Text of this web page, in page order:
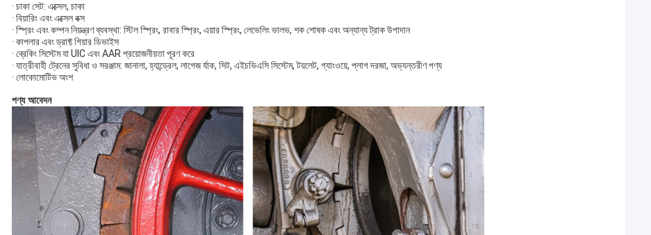
· চাকা সেট: এক্সেল, চাকা
· বিয়ারিং এবং এক্সেল বক্স
· স্প্রিং এবং কম্পন নিয়ন্ত্রণ ব্যবস্থা: স্টিল স্প্রিং, রাবার স্প্রিং, এয়ার স্প্রিং, লেভেলিং ভালভ, শক শোষক এবং অন্যান্য ট্রাক উপাদান
· কাপলার এবং ড্রাফ্ট গিয়ার ডিভাইস
· ব্রেকিং সিস্টেম যা UIC এবং AAR প্রয়োজনীয়তা পূরণ করে
· যাত্রীবাহী ট্রেনের সুবিধা ও সরঞ্জাম: জানালা, হ্যান্ড্রেল, লাগেজ র্যাক, সিট, এইচভিএসি সিস্টেম, টয়লেট, গ্যাংওয়ে, প্লাগ দরজা, অভ্যন্তরীণ পণ্য
· লোকোমোটিভ অংশ
পণ্য আবেদন